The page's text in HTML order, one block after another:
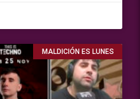
MALDICIÓN ES LUNES